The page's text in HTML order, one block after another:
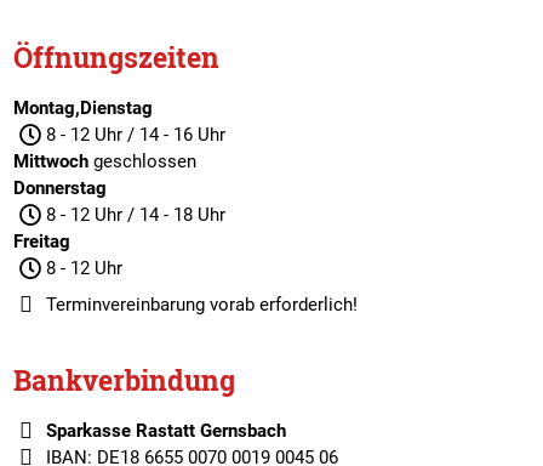
Öffnungszeiten
Montag,Dienstag
8 - 12 Uhr / 14 - 16 Uhr
Mittwochgeschlossen
Donnerstag
8 - 12 Uhr / 14 - 18 Uhr
Freitag
8 - 12 Uhr
Terminvereinbarungvorab erforderlich!
Bankverbindung
Sparkasse Rastatt Gernsbach
IBAN: DE18 6655 0070 0019 0045 06